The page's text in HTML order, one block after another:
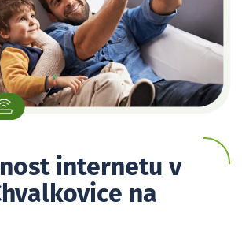
internetu v
na